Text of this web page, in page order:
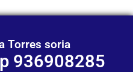
Torres soria
936908285